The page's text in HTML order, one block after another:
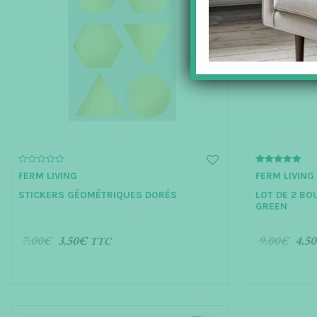
0
o
t
FERM LIVING
STICKERS GÉOMÉTRIQUES DORÉS
7.00€ 3.50€ TTC
5.00
out of 5
FERM LIVING
LOT DE 2
GREEN
9.00€ 4.50